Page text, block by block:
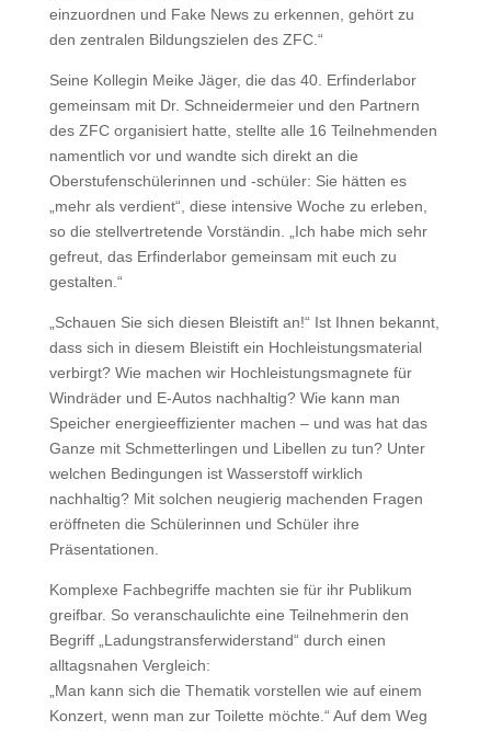
einzuordnen und Fake News zu erkennen, gehört zu
den zentralen Bildungszielen des ZFC.“
Seine Kollegin Meike Jäger, die das 40. Erfinderlabor
gemeinsam mit Dr. Schneidermeier und den Partnern
des ZFC organisiert hatte, stellte alle 16 Teilnehmenden
namentlich vor und wandte sich direkt an die
Oberstufenschülerinnen und -schüler: Sie hätten es
„mehr als verdient“, diese intensive Woche zu erleben,
so die stellvertretende Vorständin. „Ich habe mich sehr
gefreut, das Erfinderlabor gemeinsam mit euch zu
gestalten.“
„Schauen Sie sich diesen Bleistift an!“ Ist Ihnen bekannt,
dass sich in diesem Bleistift ein Hochleistungsmaterial
verbirgt? Wie machen wir Hochleistungsmagnete für
Windräder und E‑Autos nachhaltig? Wie kann man
Speicher energieeffizienter machen – und was hat das
Ganze mit Schmetterlingen und Libellen zu tun? Unter
welchen Bedingungen ist Wasserstoff wirklich
nachhaltig? Mit solchen neugierig machenden Fragen
eröffneten die Schülerinnen und Schüler ihre
Präsentationen.
Komplexe Fachbegriffe machten sie für ihr Publikum
greifbar. So veranschaulichte eine Teilnehmerin den
Begriff „Ladungstransferwiderstand“ durch einen
alltagsnahen Vergleich:
„Man kann sich die Thematik vorstellen wie auf einem
Konzert, wenn man zur Toilette möchte.“ Auf dem Weg